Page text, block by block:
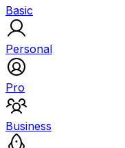
Basic
Personal
Pro
Business